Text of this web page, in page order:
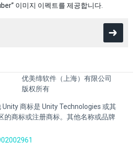
이미지 이펙트를 제공합니다.
优美缔软件（上海）有限公司
版权所有
商标是 Unity Technologies 或其
的商标或注册商标。其他名称或品牌